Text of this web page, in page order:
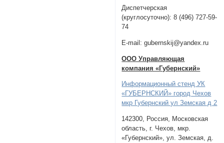
Диспетчерская
(круглосуточно): 8 (496) 727-59-
74
E-mail: gubernskij@yandex.ru
ООО Управляющая
компания «Губернский»
Информационный стенд УК
«ГУБЕРНСКИЙ» город Чехов
мкр Губернский ул Земская д 2
142300, Россия, Московская
область, г. Чехов, мкр.
«Губернский», ул. Земская, д.